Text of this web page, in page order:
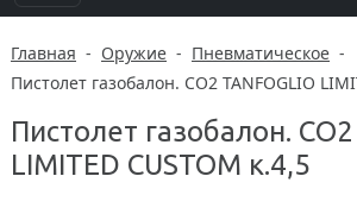
Главная - Оружие - Пневматическое -
Пистолет газобалон. CO2 TANFOGLIO
Пистолет газобалон.
LIMITED CUSTOM к.4,5